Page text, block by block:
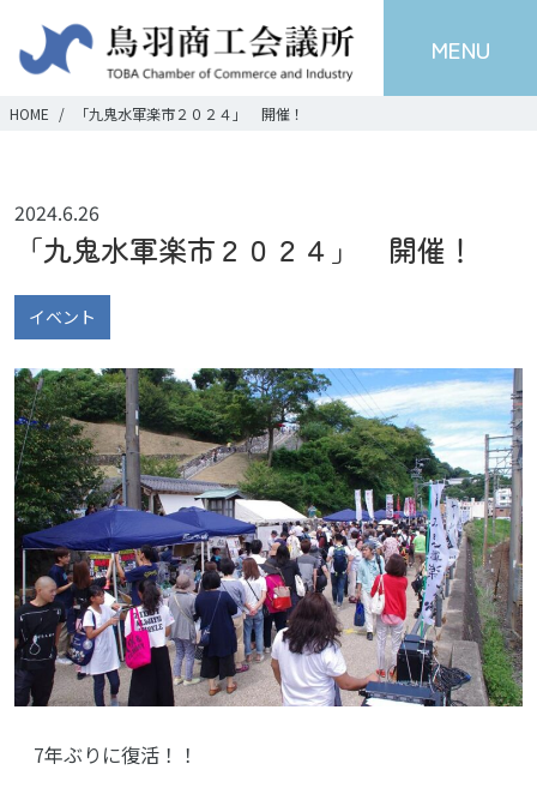
MENU
HOME 「九鬼水軍楽市２０２４」 開催！
2024.6.26
「九鬼水軍楽市２０２４」 開催！
イベント
7年ぶりに復活！！